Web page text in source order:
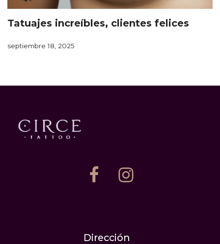
Tatuajes increíbles, clientes felices
septiembre 18, 2025
Dirección